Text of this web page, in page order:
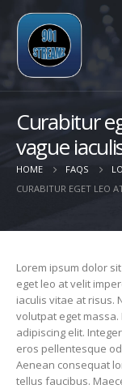
Curabitur
vague
HOME FAQS
CURABITUR EGET LEO
Lorem ipsum dolor
eget leo at velit
iaculis vitae at risus.
volutpat eget
adipiscing elit.
eros pellentesque
Aenean consequat
tellus faucibus.